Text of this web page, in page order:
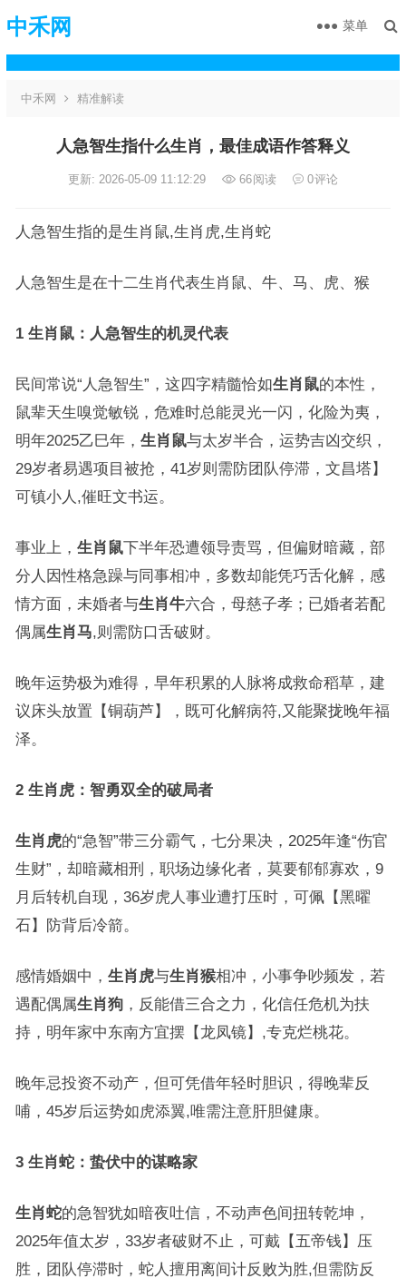
中禾网 菜单
中禾网 精准解读
人急智生指什么生肖，最佳成语作答释义
更新: 2026-05-09 11:12:29 66阅读 0评论
人急智生指的是生肖鼠,生肖虎,生肖蛇
人急智生是在十二生肖代表生肖鼠、牛、马、虎、猴
1 生肖鼠：人急智生的机灵代表
民间常说“人急智生”，这四字精髓恰如生肖鼠的本性，
鼠辈天生嗅觉敏锐，危难时总能灵光一闪，化险为夷，
明年2025乙巳年， 生肖鼠与太岁半合，运势吉凶交织，
29岁者易遇项目被抢，41岁则需防团队停滞，文昌塔】
可镇小人,催旺文书运。
事业上， 生肖鼠下半年恐遭领导责骂，但偏财暗藏，部
分人因性格急躁与同事相冲，多数却能凭巧舌化解，感
情方面，未婚者与生肖牛六合，母慈子孝；已婚者若配
偶属生肖马,则需防口舌破财。
晚年运势极为难得，早年积累的人脉将成救命稻草，建
议床头放置【铜葫芦】，既可化解病符,又能聚拢晚年福
泽。
2 生肖虎：智勇双全的破局者
生肖虎的“急智”带三分霸气，七分果决，2025年逢“伤官
生财”，却暗藏相刑，职场边缘化者，莫要郁郁寡欢，9
月后转机自现，36岁虎人事业遭打压时，可佩【黑曜
石】防背后冷箭。
感情婚姻中， 生肖虎与生肖猴相冲，小事争吵频发，若
遇配偶属生肖狗，反能借三合之力，化信任危机为扶
持，明年家中东南方宜摆【龙凤镜】,专克烂桃花。
晚年忌投资不动产，但可凭借年轻时胆识，得晚辈反
哺，45岁后运势如虎添翼,唯需注意肝胆健康。
3 生肖蛇：蛰伏中的谋略家
生肖蛇的急智犹如暗夜吐信，不动声色间扭转乾坤，
2025年值太岁，33岁者破财不止，可戴【五帝钱】压
胜，团队停滞时，蛇人擅用离间计反败为胜,但需防反